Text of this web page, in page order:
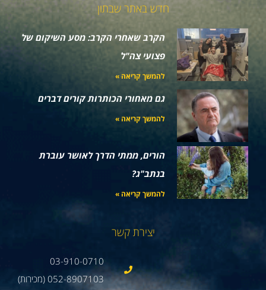
חדש באתר שבתון
הקרב שאחרי הקרב: מסע השיקום של
פצועי צה"ל
להמשך קריאה »
גם מאחורי הכותרות קורים דברים
להמשך קריאה »
הורים, ממתי הדרך לאושר עוברת
בנתב"ג?
להמשך קריאה »
יצירת קשר
03-910-0710
052-8907103 (מכירות)